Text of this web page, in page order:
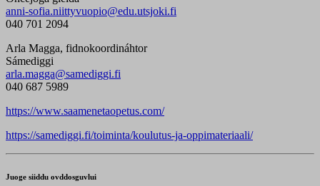
anni-sofia.niittyvuopio@edu.utsjoki.fi
040 701 2094
Arla Magga, fidnokoordináhtor
Sámediggi
arla.magga@samediggi.fi
040 687 5989
https://www.saamenetaopetus.com/
https://samediggi.fi/toiminta/koulutus-ja-oppimateriaali/
Juoge siiddu ovddosguvlui